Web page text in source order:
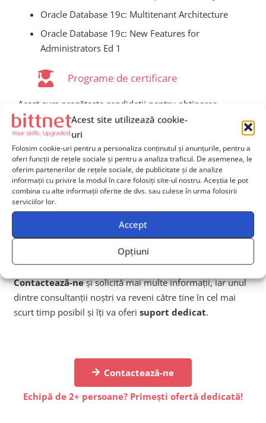
Acest site utilizează cookie-
uri
Folosim cookie-uri pentru a personaliza conținutul și anunțurile, pentru a
oferi funcții de rețele sociale și pentru a analiza traficul. De asemenea, le
oferim partenerilor de rețele sociale, de publicitate și de analize
informații cu privire la modul în care folosiți site-ul nostru. Aceștia le pot
combina cu alte informații oferite de dvs. sau culese în urma folosirii
serviciilor lor.
Accept
Opțiuni
Oracle Database 19c: Multitenant Architecture
Oracle Database 19c: New Features for
Administrators Ed 1
Programe de certificare
Acest curs pregătește candidații pentru obținerea
examenului de certificare1Z0-082, Oracle Database
Administration I
Ai nevoie de îndrumare
pentru alegerea cursurilor
potrivite echipei tale?
Contactează-neși solicită mai multe informații, iar unul
dintre consultanții noștri va reveni către tine în cel mai
scurt timp posibil și îți va oferi suport dedicat.
Contactează-ne
Echipă de 2+ persoane? Primești ofertă dedicată!